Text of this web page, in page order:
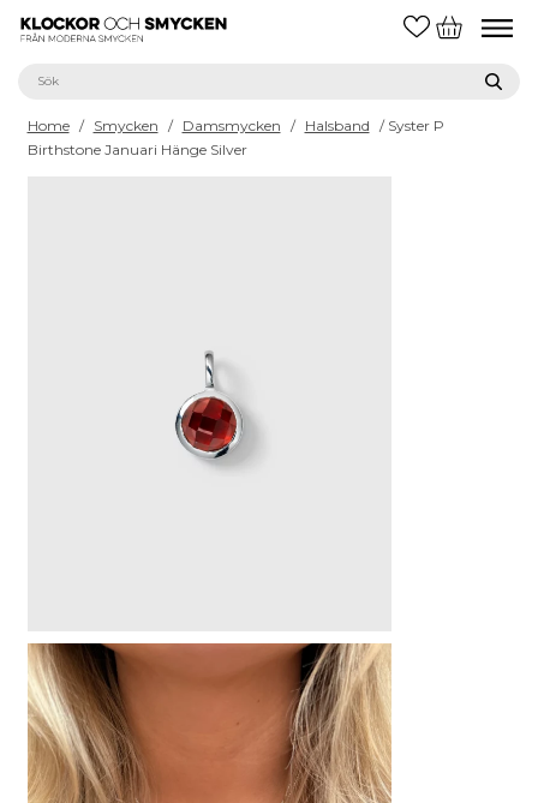
Home / Smycken / Damsmycken / Halsband / Syster P
Birthstone Januari Hänge Silver